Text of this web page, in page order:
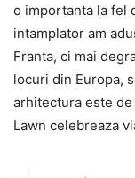
o importanta la fel
intamplator am
Franta, ci mai
locuri din Europa,
arhitectura este
Lawn celebreaza